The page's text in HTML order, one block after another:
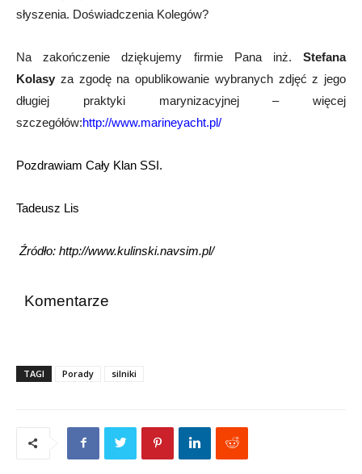
słyszenia. Doświadczenia Kolegów?
Na zakończenie dziękujemy firmie Pana inż. Stefana
Kolasy za zgodę na opublikowanie wybranych zdjęć z jego
długiej praktyki marynizacyjnej – więcej
szczegółów:http://www.marineyacht.pl/
Pozdrawiam Cały Klan SSI.
Tadeusz Lis
Źródło: http://www.kulinski.navsim.pl/
Komentarze
TAGI Porady silniki